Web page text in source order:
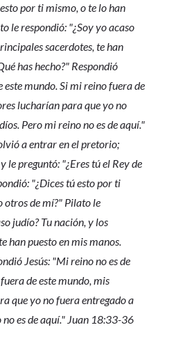
por ti mismo, o te lo han
le respondió: "¿Soy yo acaso
sacerdotes, te han
has hecho?" Respondió
este mundo. Si mi reino fuera de
lucharían para que yo no
Pero mi reino no es de aquí."
a entrar en el pretorio;
le preguntó: "¿Eres tú el Rey de
"¿Dices tú esto por ti
otros de mí?" Pilato le
judío? Tu nación, y los
han puesto en mis manos.
Jesús: "Mi reino no es de
de este mundo, mis
que yo no fuera entregado a
es de aquí." Juan 18:33-36